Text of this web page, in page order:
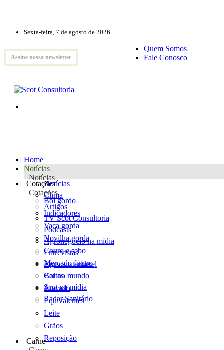
Sexta-feira, 7 de agosto de 2026
Assine nossa newsletter
Quem Somos
Fale Conosco
Home
Notícias
Notícias
Notícias
Clima
Artigos
TV Scot Consultoria
Podcasts
Agronegócio na mídia
Entrevistas
Agro sustentável
Cartas
Scot na mídia
Radar Sanitário
Cotações
Cotações
Boi gordo
Indicadores
Vaca gorda
Novilha gorda
Couro e sebo
Mercado futuro
Boi no mundo
Atacado
Equivalentes
Leite
Grãos
Reposição
Carne